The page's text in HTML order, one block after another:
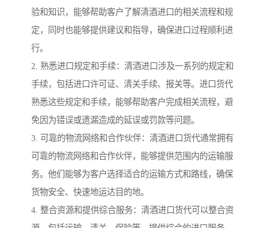
验和知识，能够帮助客户了解清酒进口的相关流程和规
定，同时也能够提供建议和指导，确保进口过程顺利进
行。
2. 熟悉进口规定和手续：清酒进口涉及一系列的规定和
手续，包括进口许可证、清关手续、报关等。进口货代
熟悉这些规定和手续，能够帮助客户完成相关流程，避
免因为错误或遗漏造成的延误或罚款等问题。
3. 可靠的物流网络和合作伙伴：清酒进口货代通常拥有
可靠的物流网络和合作伙伴，能够提供范围内的运输服
务。他们能够为客户选择适合的运输方式和路线，确保
货物安全、快速地运达目的地。
4. 整合资源和提供综合服务：清酒进口货代可以整合资